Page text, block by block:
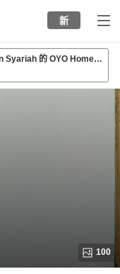
新
Syariah 的 OYO Homes
100